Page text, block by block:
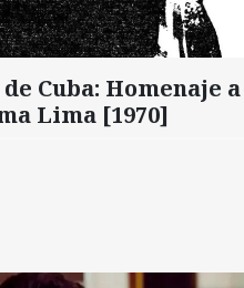
Cuba: Homenaje a
Lima [1970]